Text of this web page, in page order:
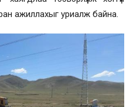
ажиллахыг уриалж байна.